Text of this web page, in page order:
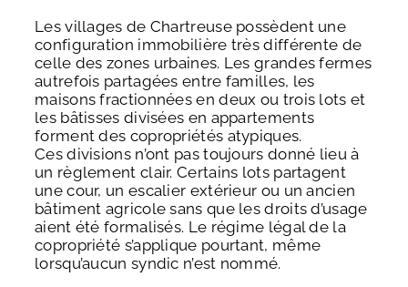
Les villages de Chartreuse possèdent une
configuration immobilière très différente de
celle des zones urbaines. Les grandes fermes
autrefois partagées entre familles, les
maisons fractionnées en deux ou trois lots et
les bâtisses divisées en appartements
forment des copropriétés atypiques.
Ces divisions n’ont pas toujours donné lieu à
un règlement clair. Certains lots partagent
une cour, un escalier extérieur ou un ancien
bâtiment agricole sans que les droits d’usage
aient été formalisés. Le régime légal de la
copropriété s’applique pourtant, même
lorsqu’aucun syndic n’est nommé.